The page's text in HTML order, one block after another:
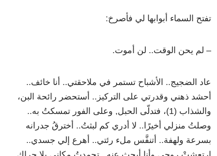
تفتح السماء أبوابها لي فأصرخ:
– لم يحن الوقت.. لن أموت.
عاد الضجيج.. الأشباح تستمر في ملاحقتي.. أنا خائف..
أحشد ذهني وقدرتي على التركيز.. أستحضر رائحة البن،
والشذاب (1)، فتدلّى الحبل, وعلى الفور تمسكتُ به..
وصلتُ منزلي أخيرًا.. لا أدري كم لبثتُ.. أخترقُ جدرانه
بسرعة ولهفة.. أتنفَّس ملء رئتي.. أهرع إلي جسدي..